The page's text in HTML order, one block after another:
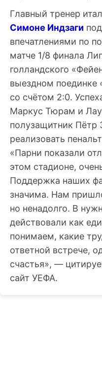
Главный тренер
Симоне Индзаги
впечатлениями по
матче 1/8 финала
голландского
выездном поединке
со счётом 2:0.
Маркус Тюрам и
полузащитник Пётр
реализовать
«Парни показали
этом стадионе,
Поддержка наших
значима. Нам
но ненадолго. В
действовали как
понимаем, какие
ответной встрече,
счастья», —
сайт УЕФА.